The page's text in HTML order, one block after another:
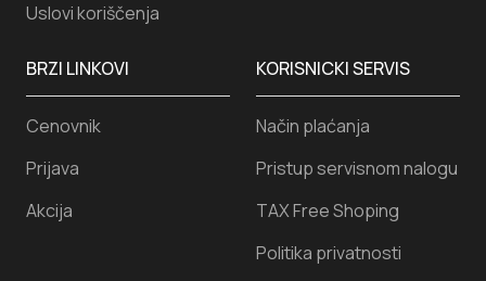
KORISNICKI SERVIS
Način plaćanja
Pristup servisnom nalogu
TAX Free Shoping
Politika privatnosti
Uslovi koriščenja
BRZI LINKOVI
Cenovnik
Prijava
Akcija